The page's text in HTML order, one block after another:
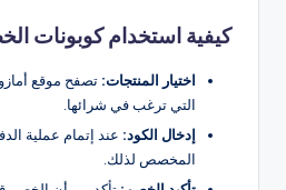
كيفية استخدام كوبونات
اختيار المنتجات: تصفح موقع
التي ترغب في شرائها.
إدخال الكود: عند إتمام عملية
المخصص لذلك.